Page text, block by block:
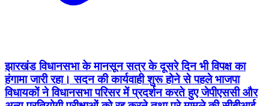
झारखंड विधानसभा के मानसून सत्र के दूसरे दिन भी विपक्ष का
हंगामा जारी रहा। सदन की कार्यवाही शुरू होने से पहले भाजपा
विधायकों ने विधानसभा परिसर में प्रदर्शन करते हुए जेपीएससी और